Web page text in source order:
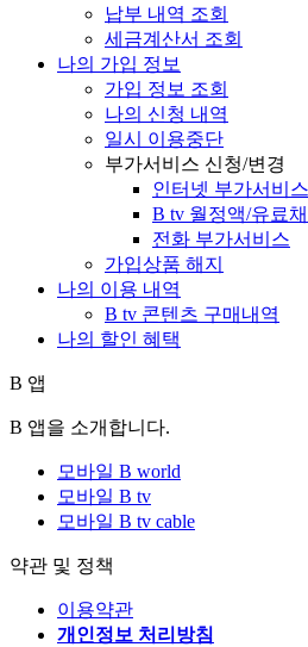
납부 내역 조회
세금계산서 조회
나의 가입 정보
가입 정보 조회
나의 신청 내역
일시 이용중단
부가서비스 신청/변경
인터넷 부가서비스
B tv 월정액/유료
전화 부가서비스
가입상품 해지
나의 이용 내역
B tv 콘텐츠 구매내역
나의 할인 혜택
B 앱
B 앱을 소개합니다.
모바일 B world
모바일 B tv
모바일 B tv cable
약관 및 정책
이용약관
개인정보 처리방침